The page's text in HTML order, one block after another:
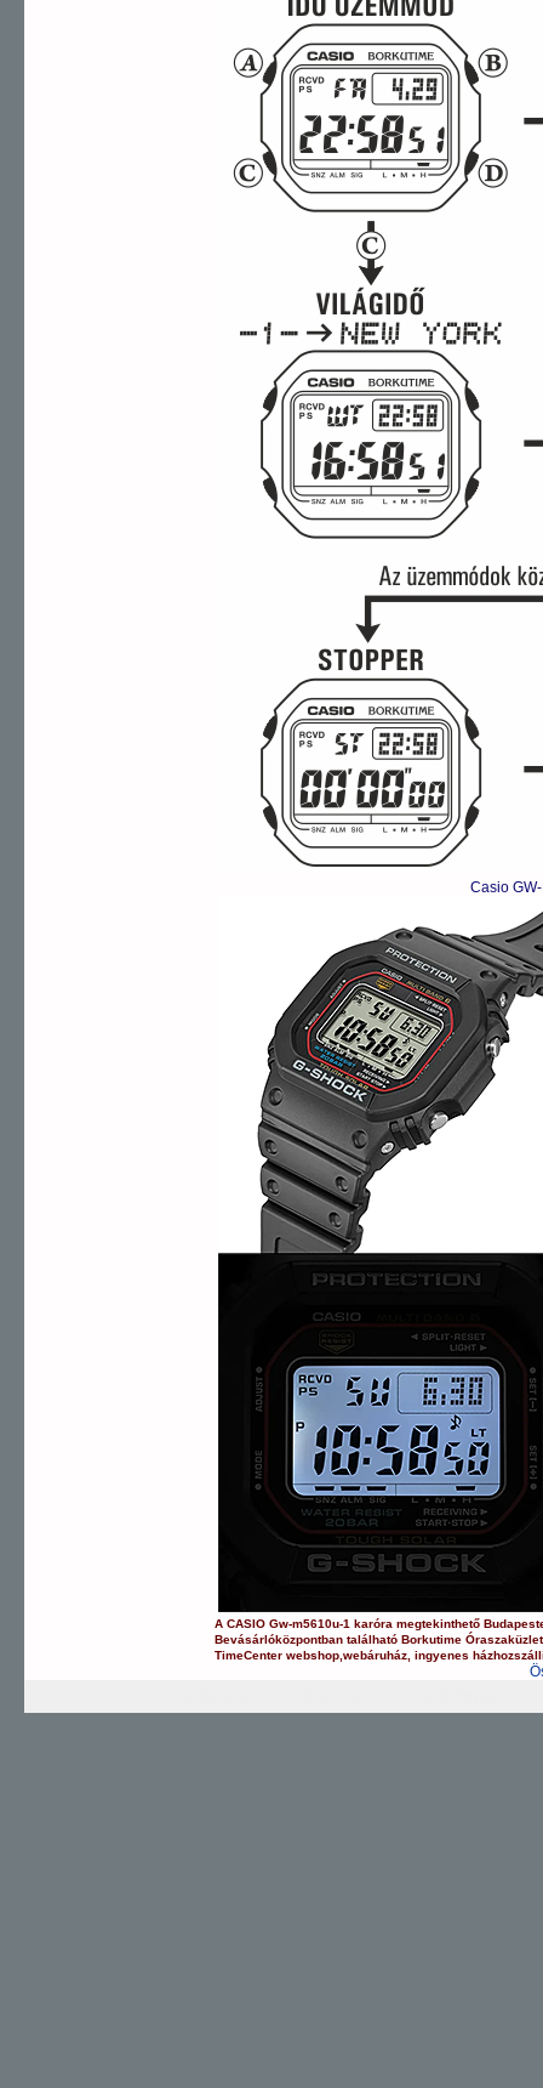
Casio
ACASIO Gw-m5610u-1 karóra megtekinthető
Bevásárlóközpontban található Borkutime
TimeCenter webshop ,webáruház ,ingyenes